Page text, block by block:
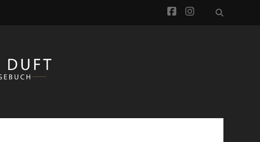
facebook
instagram